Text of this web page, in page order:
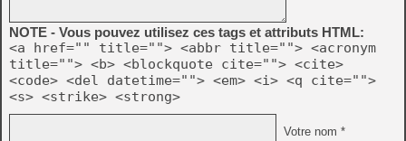
NOTE - Vous pouvez utilisez ces tags et attributs HTML:
<a href="" title=""> <abbr title=""> <acronym
title=""> <b> <blockquote cite=""> <cite>
<code> <del datetime=""> <em> <i> <q cite="">
<s> <strike> <strong>
Votre nom *